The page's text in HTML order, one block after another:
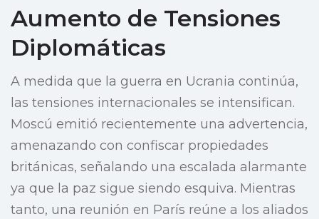
Aumento de Tensiones
Diplomáticas
A medida que la guerra en Ucrania continúa,
las tensiones internacionales se intensifican.
Moscú emitió recientemente una advertencia,
amenazando con confiscar propiedades
británicas, señalando una escalada alarmante
ya que la paz sigue siendo esquiva. Mientras
tanto, una reunión en París reúne a los aliados